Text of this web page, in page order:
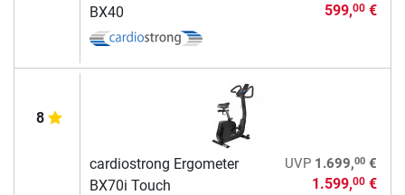
BX40
599,00€
8
cardiostrong Ergometer
BX70i Touch
UVP 1.699,00€
1.599,00€